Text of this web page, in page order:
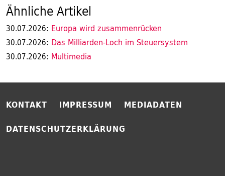
Ähnliche Artikel
30.07.2026: Europa wird zusammenrücken
30.07.2026: Das Milliarden-Loch im Steuersystem
30.07.2026: Multimedia
KONTAKT IMPRESSUM
MEDIADATEN
DATENSCHUTZERKLÄRUNG